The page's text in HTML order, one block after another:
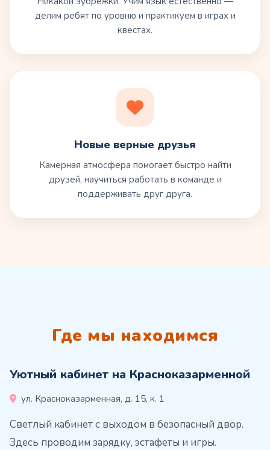
делим ребят по уровню и практикуем в играх и
квестах.
Новые верные друзья
Камерная атмосфера помогает быстро найти
друзей, научиться работать в команде и
поддерживать друг друга.
Где мы находимся
Уютный кабинет на Красноказарменной
ул. Красноказарменная, д. 15, к. 1
Светлый кабинет с выходом в безопасный двор.
Здесь проводим зарядку, эстафеты и игры.